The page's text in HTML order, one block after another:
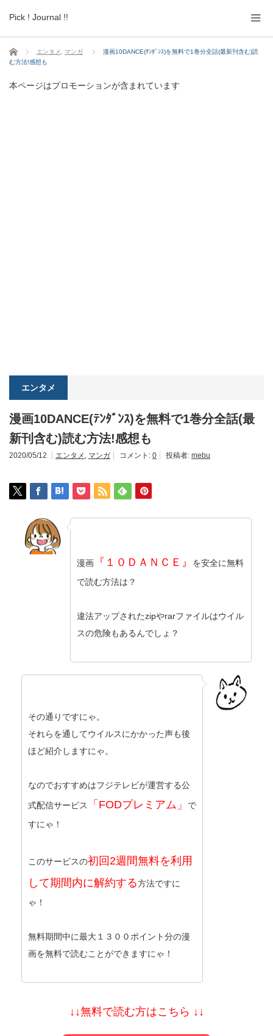
Pick ! Journal !!
ホーム エンタメ マンガ
漫画10DANCE(ﾃﾝﾀﾞﾝｽ)を無料で1巻分全話(最新刊含む)読
む方法!感想も
本ページはプロモーションが含まれています
エンタメ
漫画10DANCE(ﾃﾝﾀﾞﾝｽ)を無料で1巻分全話(最
新刊含む)読む方法!感想も
2020/05/12 エンタメ , マンガ コメント: 0 投稿者: mebu
漫画 『１０ＤＡＮＣＥ』
を安全に無料
で読む方法は？
違法アップされたzipやrarファイルはウイル
スの危険もあるんでしょ？
その通りですにゃ。
それらを通してウイルスにかかった声も後
ほど紹介しますにゃ。
なのでおすすめはフジテレビが運営する公
式配信サービス 「FODプレミアム」
で
すにゃ！
このサービスの初回2週間無料を利用
して期間内に解約する方法ですに
ゃ！
無料期間中に最大１３００ポイント分の漫
画を無料で読むことができますにゃ！
↓↓無料で読む方はこちら ↓↓